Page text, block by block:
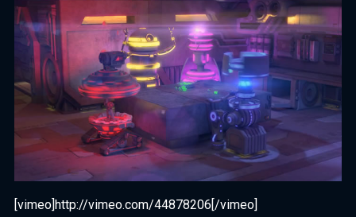
[vimeo]http://vimeo.com/44878206[/vimeo]